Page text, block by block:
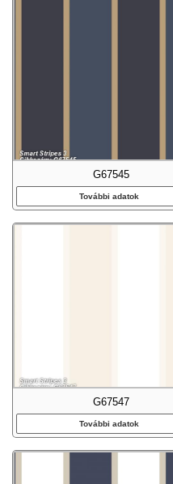
G67545
További adatok
G67547
További adatok